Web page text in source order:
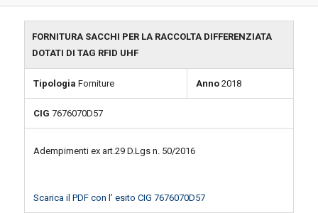
FORNITURA SACCHI PER LA RACCOLTA DIFFERENZIATA
DOTATI DI TAG RFID UHF
Tipologia Forniture Anno2018
CIG 7676070D57
Adempimenti ex art.29 D.Lgs n. 50/2016
Scarica il PDF con l’ esito CIG 7676070D57